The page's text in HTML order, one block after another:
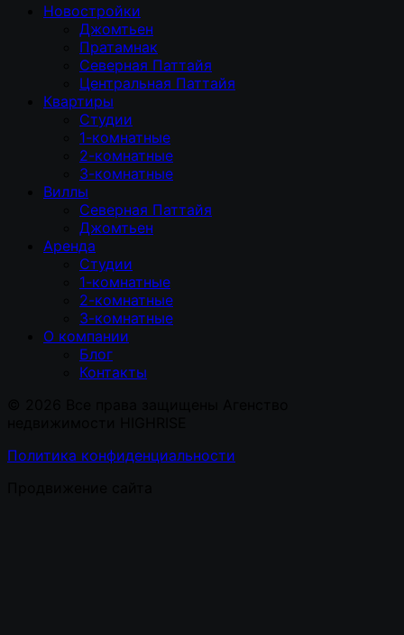
Новостройки
Джомтьен
Пратамнак
Северная Паттайя
Центральная Паттайя
Квартиры
Студии
1-комнатные
2-комнатные
3-комнатные
Виллы
Северная Паттайя
Джомтьен
Аренда
Студии
1-комнатные
2-комнатные
3-комнатные
О компании
Блог
Контакты
Политика конфиденциальности